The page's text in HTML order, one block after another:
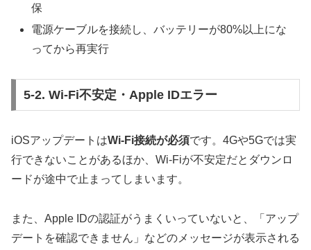
保
電源ケーブルを接続し、バッテリーが80%以上にな
ってから再実行
5-2. Wi-Fi不安定・Apple IDエラー
iOSアップデートはWi-Fi接続が必須です。4Gや5Gでは実
行できないことがあるほか、Wi-Fiが不安定だとダウンロ
ードが途中で止まってしまいます。
また、Apple IDの認証がうまくいっていないと、「アップ
デートを確認できません」などのメッセージが表示される